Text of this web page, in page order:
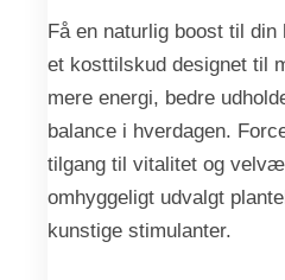
Få en naturlig boost til din
et kosttilskud designet til
mere energi, bedre
balance i hverdagen.
tilgang til vitalitet og
omhyggeligt udvalgt
kunstige stimulanter.